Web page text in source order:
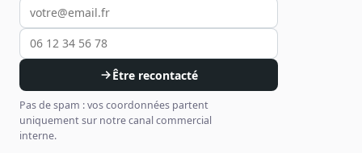
Être recontacté
Pas de spam : vos coordonnées partent
uniquement sur notre canal commercial
interne.